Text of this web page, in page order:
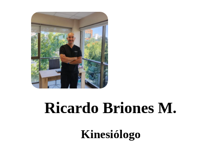
Ricardo Briones M.
Kinesiólogo